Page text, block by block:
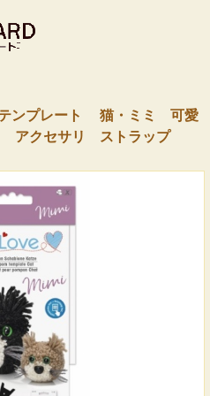
テンプレート 猫・ミミ 可愛
アクセサリ ストラップ